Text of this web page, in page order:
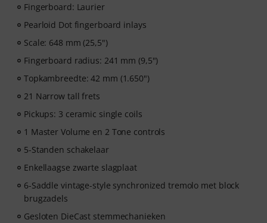
universitair opgeleide muziekdocenten. Winnaar van
de Duitse Onderwijsprijs 2025/2026 in de categorie “E-
Learning Instrumentaal Onderwijs”! Met meer dan 400
gitaarvideolessen voor beginners en gevorderden –
variërend van Pop, Rock en Blues tot Metal en meer.
Compleet met persoonlijke support via chat, te printen
bladmuziek en een intelligente videoplayer met een
oefenfunctie, slow motion en andere functies.
Fingerboard: Laurier
Pearloid Dot fingerboard inlays
Scale: 648 mm (25,5")
Fingerboard radius: 241 mm (9,5")
Topkambreedte: 42 mm (1.650")
21 Narrow tall frets
Pickups: 3 ceramic single coils
1 Master Volume en 2 Tone controls
5-Standen schakelaar
Enkellaagse zwarte slagplaat
6-Saddle vintage-style synchronized tremolo met block
brugzadels
Gesloten DieCast stemmechanieken